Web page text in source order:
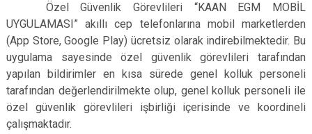
Özel Güvenlik Görevlileri “KAAN EGM MOBİL
UYGULAMASI” akıllı cep telefonlarına mobil marketlerden
(App Store, Google Play) ücretsiz olarak indirebilmektedir. Bu
uygulama sayesinde özel güvenlik görevlileri tarafından
yapılan bildirimler en kısa sürede genel kolluk personeli
tarafından değerlendirilmekte olup, genel kolluk personeli ile
özel güvenlik görevlileri işbirliği içerisinde ve koordineli
çalışmaktadır.